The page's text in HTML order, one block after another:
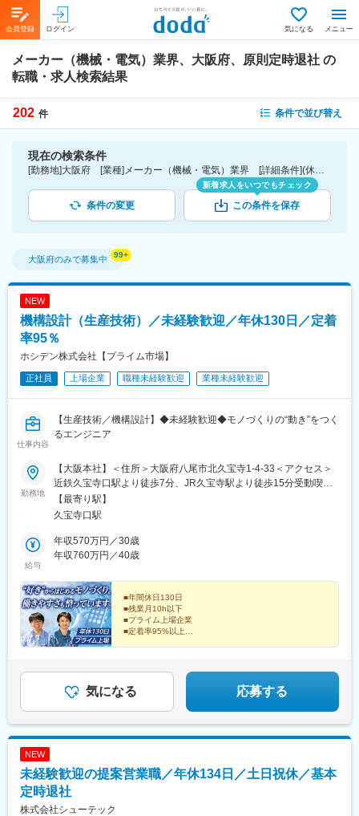
会員登録 ログイン 気になる メニュー
メーカー（機械・電気）業界、大阪府、原則定時退社 の
転職・求人検索結果
202 件 条件で並び替え
現在の検索条件
[勤務地]大阪府 [業種]メーカー（機械・電気）業界 [詳細条件](休日・働き方)原則定時退社
条件の変更
新着求人をいつでもチェック
この条件を保存
大阪府のみで募集中
NEW
機構設計（生産技術）／未経験歓迎／年休130日／定着
率95％
ホシデン株式会社【プライム市場】
正社員 上場企業 職種未経験歓迎 業種未経験歓迎
仕事内容
【生産技術／機構設計】◆未経験歓迎◆モノづくりの“動き”をつく
るエンジニア
勤務地
【大阪本社】＜住所＞大阪府八尾市北久宝寺1-4-33＜アクセス＞
近鉄久宝寺口駅より徒歩7分、JR久宝寺駅より徒歩15分受動喫煙
対策：屋内禁煙
【最寄り駅】
久宝寺口駅
給与
年収570万円／30歳
年収760万円／40歳
■年間休日130日
■残業月10h以下
■プライム上場企業
■定着率95%以上
気になる 応募する
NEW
未経験歓迎の提案営業職／年休134日／土日祝休／基本
定時退社
株式会社シューテック